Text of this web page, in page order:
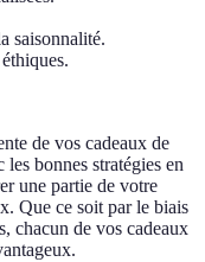
saisonnalité.
de vos cadeaux de
bonnes stratégies en
une partie de votre
Que ce soit par le biais
chacun de vos cadeaux